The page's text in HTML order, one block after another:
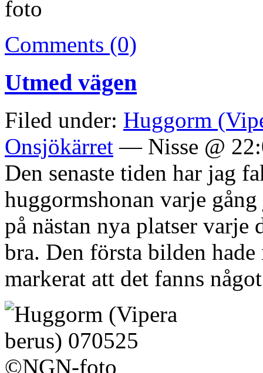
Comments (0)
Utmed vägen
Filed under: Huggorm
Onsjökärret — Nisse @
Den senaste tiden har jag
huggormshonan varje
på nästan nya platser varje
bra. Den första bilden
markerat att det fanns